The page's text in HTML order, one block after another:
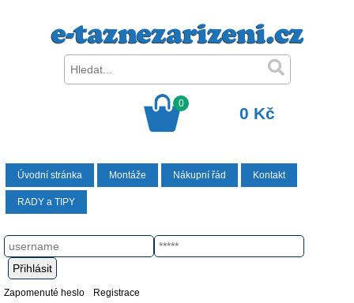
0
0 Kč
Úvodní stránka Montáže Nákupní řád Kontakt
RADY a TIPY
Zapomenuté heslo Registrace